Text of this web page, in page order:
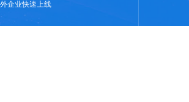
企业快速上线